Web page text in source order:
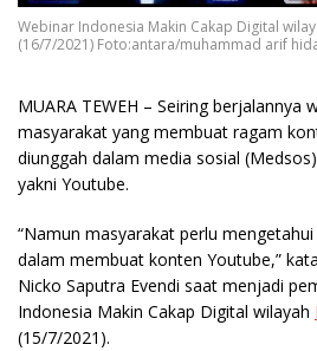
Webinar Indonesia Makin Cakap Digital
(16/7/2021) Foto:antara/muhammad arif
MUARA TEWEH – Seiring berjalannya
masyarakat yang membuat ragam
diunggah dalam media sosial
yakni Youtube.
“Namun masyarakat perlu
dalam membuat konten Youtube,”
Nicko Saputra Evendi saat menjadi
Indonesia Makin Cakap Digital wilayah
(15/7/2021).